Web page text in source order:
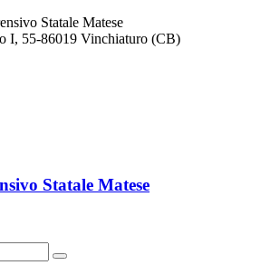
Statale Matese
I, 55-86019 Vinchiaturo (CB)
Statale Matese